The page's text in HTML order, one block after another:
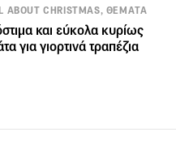
ABOUT CHRISTMAS, ΘΕΜΑΤΑ
και εύκολα κυρίως
για γιορτινά τραπέζια